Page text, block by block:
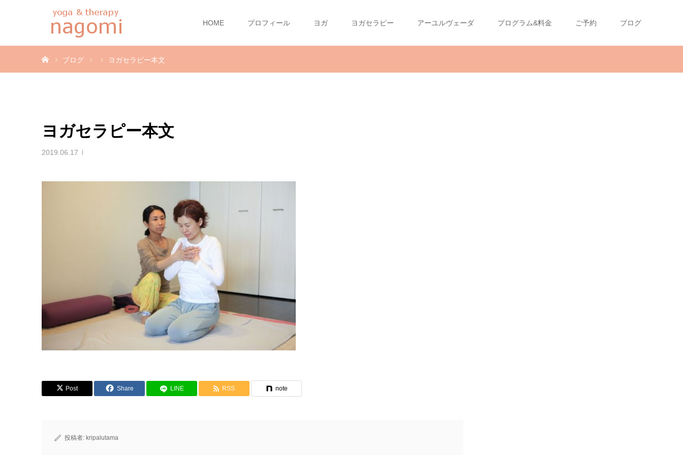
HOME プロフィール ヨガ ヨガセラピー アーユルヴェーダ プログラム&料金 ご予約 ブログ
ブログ ヨガセラピー本文
ヨガセラピー本文
2019.06.17
Post Share LINE RSS note
投稿者: kripalutama